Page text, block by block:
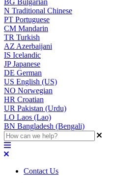
BG Bulgarian
N Traditional Chinese
PT Portuguese
CM Mandarin
TR Turkish
AZ Azerbaijani
IS Icelandic
JPJapanese
DE German
US English (US)
NO Norwegian
HR Croatian
UR Pakistan (Urdu)
LO Laos (Lao)
BN Bangladesh (Bengali)
Contact Us